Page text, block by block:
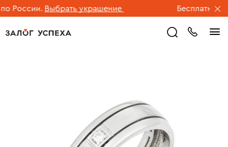
России. Выбрать украшение Бесплатная